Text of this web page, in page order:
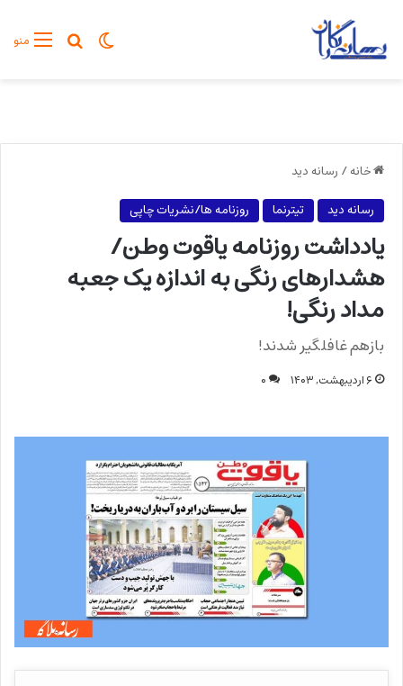
منوجستجو
تغییر پوسته
خانه/ رسانه دید
رسانه دید
تیترنما روزنامه ها/نشریات چاپی
یادداشت روزنامه یاقوت وطن/
هشدارهای رنگی به اندازه یک جعبه
مداد رنگی!
بازهم غافلگیر شدند!
۶ اردیبهشت, ۱۴۰۳ ۰